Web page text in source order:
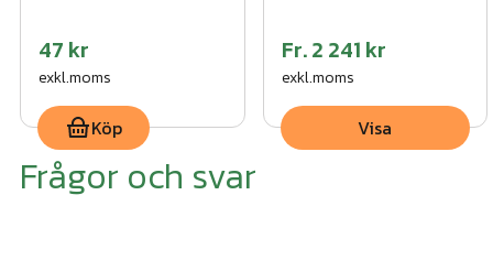
47 kr
exkl.moms
Köp
Fr.2 241 kr
exkl.moms
Visa
Frågor och svar